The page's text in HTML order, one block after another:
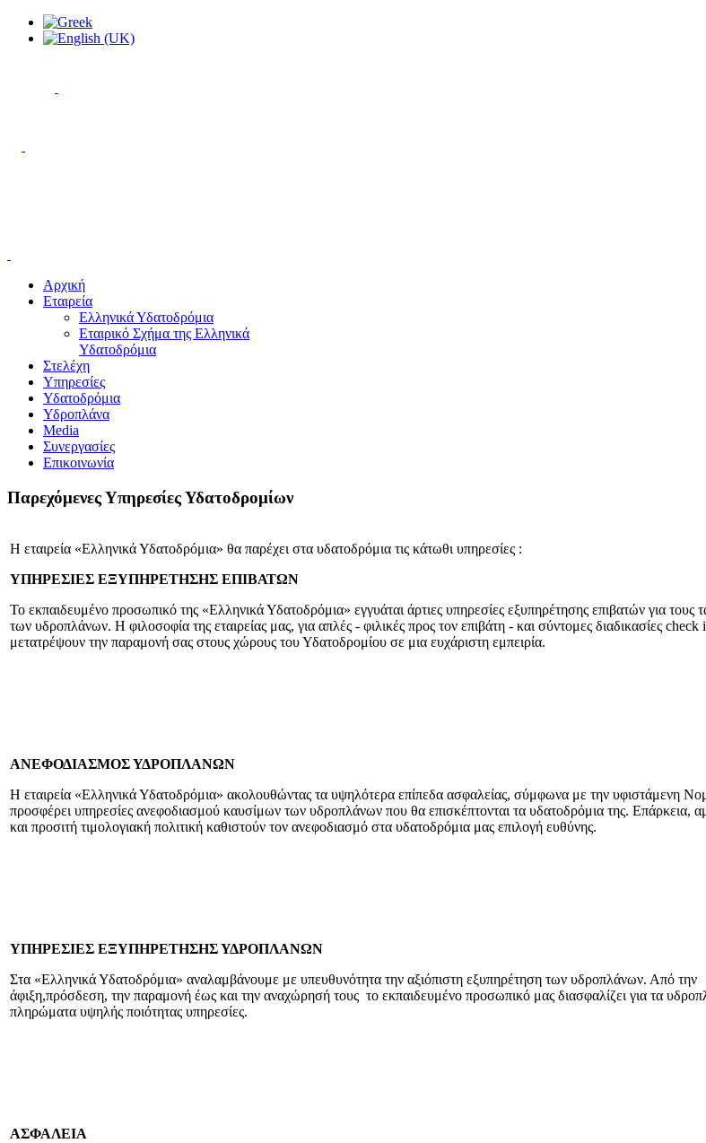
Αρχική
Εταιρεία
Ελληνικά Υδατοδρόμια
Εταιρικό Σχήμα της Ελληνικά
Υδατοδρόμια
Στελέχη
Υπηρεσίες
Υδατοδρόμια
Υδροπλάνα
Media
Συνεργασίες
Επικοινωνία
Παρεχόμενες Υπηρεσίες Υδατοδρομίων
Η εταιρεία «Ελληνικά Υδατοδρόμια» θα παρέχει στα υδατοδρόμια τις κάτωθι υπηρεσίες :
ΥΠΗΡΕΣΙΕΣ ΕΞΥΠΗΡΕΤΗΣΗΣ ΕΠΙΒΑΤΩΝ
Το εκπαιδευμένο προσωπικό της «Ελληνικά Υδατοδρόμια» εγγυάται άρτιες υπηρεσίες εξυπηρέτησης επιβατών για τους
των υδροπλάνων. Η φιλοσοφία της εταιρείας μας, για απλές - φιλικές προς τον επιβάτη - και σύντομες διαδικασίες check
μετατρέψουν την παραμονή σας στους χώρους του Υδατοδρομίου σε μια ευχάριστη εμπειρία.
ΑΝΕΦΟΔΙΑΣΜΟΣ ΥΔΡΟΠΛΑΝΩΝ
Η εταιρεία «Ελληνικά Υδατοδρόμια» ακολουθώντας τα υψηλότερα επίπεδα ασφαλείας, σύμφωνα με την υφιστάμενη
προσφέρει υπηρεσίες ανεφοδιασμού καυσίμων των υδροπλάνων που θα επισκέπτονται τα υδατοδρόμια της. Επάρκεια,
και προσιτή τιμολογιακή πολιτική καθιστούν τον ανεφοδιασμό στα υδατοδρόμια μας επιλογή ευθύνης.
ΥΠΗΡΕΣΙΕΣ ΕΞΥΠΗΡΕΤΗΣΗΣ ΥΔΡΟΠΛΑΝΩΝ
Στα «Ελληνικά Υδατοδρόμια» αναλαμβάνουμε με υπευθυνότητα την αξιόπιστη εξυπηρέτηση των υδροπλάνων. Από την
άφιξη,πρόσδεση, την παραμονή έως και την αναχώρησή τους το εκπαιδευμένο προσωπικό μας διασφαλίζει για τα
πληρώματα υψηλής ποιότητας υπηρεσίες.
ΑΣΦΑΛΕΙΑ